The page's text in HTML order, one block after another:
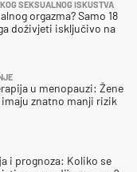
SEKSUALNOG ISKUSTVA
orgazma? Samo 18
doživjeti isključivo na
u menopauzi: Žene
znatno manji rizik
i prognoza: Koliko se